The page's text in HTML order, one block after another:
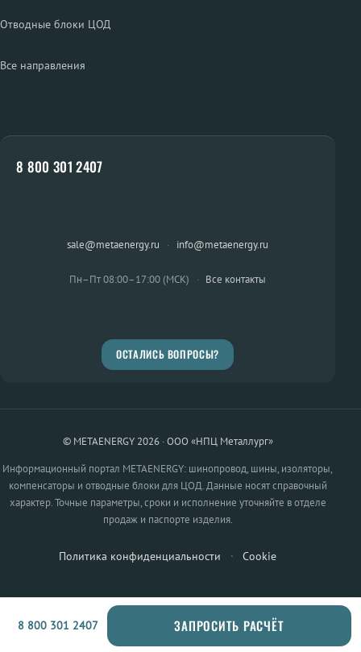
Отводные блоки ЦОД
Все направления
8 800 301 2407
sale@metaenergy.ru · info@metaenergy.ru
Пн–Пт 08:00–17:00 (МСК) · Все контакты
ОСТАЛИСЬ ВОПРОСЫ?
© METAENERGY 2026 · ООО «НПЦ Металлург»
Информационный портал METAENERGY: шинопровод, шины, изоляторы,
компенсаторы и отводные блоки для ЦОД. Данные носят справочный
характер. Точные параметры, сроки и исполнение уточняйте в отделе
продаж и паспорте изделия.
Политика конфиденциальности · Cookie
8 800 301 2407 ЗАПРОСИТЬ РАСЧЁТ